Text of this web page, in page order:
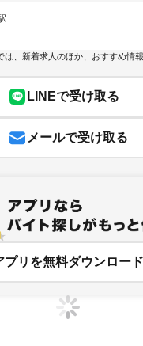
は、新着求人のほか、おすすめ情
LINEで受け取る
メールで受け取る
プリを無料ダウンロード